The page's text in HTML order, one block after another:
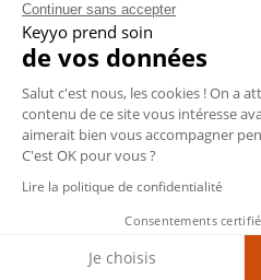
Continuer sans accepter
Keyyo prend soin
de vos données
Salut c'est nous, les cookies ! On a
contenu de ce site vous intéresse
aimerait bien vous accompagner
C'est OK pour vous ?
Lire la politique de confidentialité
Consentements
Je choisis
times
tamp
The UNIX
l expire
Contact us